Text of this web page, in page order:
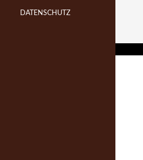
DATENSCHUTZ